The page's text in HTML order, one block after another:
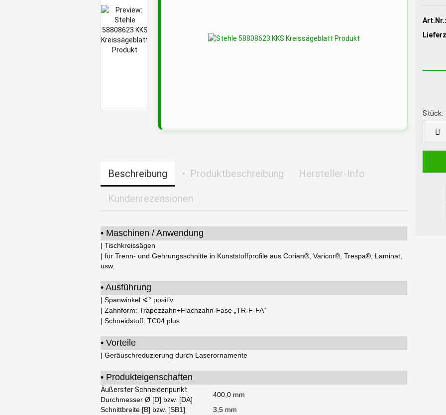
Art.Nr.:
Stück:
Stück
Beschreibung • Produktbeschreibung Hersteller-Info
Kundenrezensionen
• Maschinen / Anwendung
| Tischkreissägen
| für Trenn- und Gehrungsschnitte in Kunststoffprofile aus Corian®, Varicor®, Trespa®, Laminat,
usw.
• Ausführung
| Spanwinkel ∢° positiv
| Zahnform: Trapezzahn+Flachzahn-Fase „TR-F-FA“
| Schneidstoff: TC04 plus
• Vorteile
| Geräuschreduzierung durch Laserornamente
• Produkteigenschaften
Äußerster Schneidenpunkt
Durchmesser Ø [D] bzw. [DA]
400,0 mm
Schnittbreite [B] bzw. [SB1]
3,5 mm